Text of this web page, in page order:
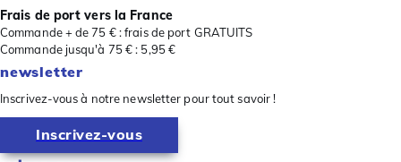
Frais de port vers la France
Commande + de 75 € : frais de port GRATUITS
Commande jusqu'à 75 € : 5,95 €
newsletter
Inscrivez-vous à notre newsletter pour tout savoir !
Inscrivez-vous